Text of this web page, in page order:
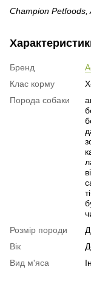
Champion Petfoods,
Бренд
Клас корму
Порода собаки
Розмір породи
Вік
Вид м'яса